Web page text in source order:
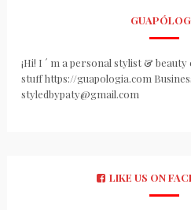
¡Hi! I ´ m a personal stylist &
stuff https://guapologia.com
styledbypaty@gmail.com
LIKE US ON